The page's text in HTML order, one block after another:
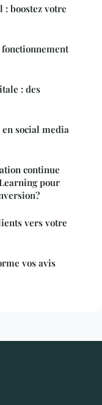
boostez votre
fonctionnement
: des
social media
continue
pour
vers votre
vos avis